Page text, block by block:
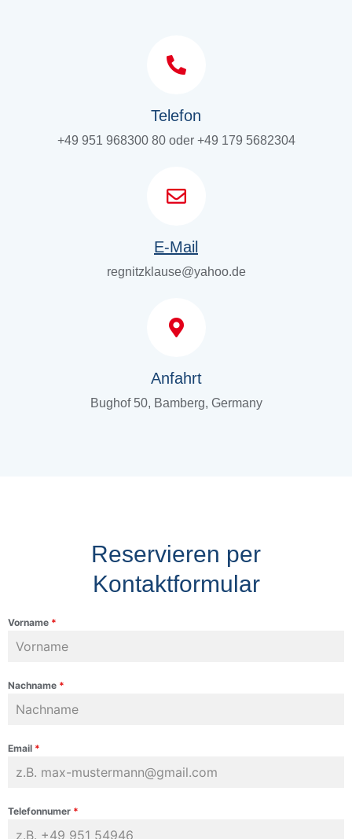
Telefon
+49 951 968300 80 oder +49 179 5682304
E-Mail
regnitzklause@yahoo.de
Anfahrt
Bughof 50, Bamberg, Germany
Reservieren per
Kontaktformular
Vorname *
Nachname *
Email *
Telefonnumer *